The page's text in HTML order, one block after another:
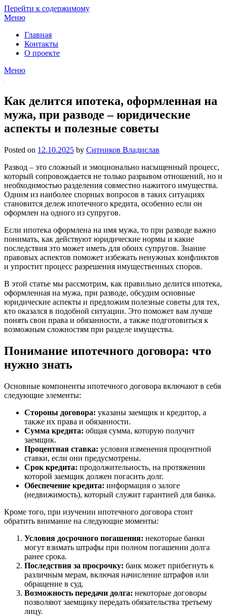
Перейти к содержимому
Меню
Главная
Контакты
О проекте
Меню
Как делится ипотека, оформленная на
мужа, при разводе – юридические
аспекты и полезные советы
Posted on 12.10.2025 by Ситников Владислав
Развод – это сложный и эмоционально насыщенный процесс,
который сопровождается не только разрывом отношений, но и
необходимостью разделения совместно нажитого имущества.
Одним из наиболее спорных вопросов в таких ситуациях
становится дележ ипотечного кредита, особенно если он
оформлен на одного из супругов.
Если ипотека оформлена на имя мужа, то при разводе важно
понимать, как действуют юридические нормы и какие
последствия это может иметь для обоих супругов. Знание
правовых аспектов поможет избежать ненужных конфликтов
и упростит процесс разрешения имущественных споров.
В этой статье мы рассмотрим, как правильно делится ипотека,
оформленная на мужа, при разводе, обсудим основные
юридические аспекты и предложим полезные советы для тех,
кто оказался в подобной ситуации. Это поможет вам лучше
понять свои права и обязанности, а также подготовиться к
возможным сложностям при разделе имущества.
Понимание ипотечного договора: что
нужно знать
Основные компоненты ипотечного договора включают в себя
следующие элементы:
Стороны договора: указаны заемщик и кредитор, а
также их права и обязанности.
Сумма кредита: общая сумма, которую получит
заемщик.
Процентная ставка: условия изменения процентной
ставки, если они предусмотрены.
Срок кредита: продолжительность, на протяжении
которой заемщик должен погасить долг.
Обеспечение кредита: информация о залоге
(недвижимость), который служит гарантией для банка.
Кроме того, при изучении ипотечного договора стоит
обратить внимание на следующие моменты:
Условия досрочного погашения: некоторые банки
могут взимать штрафы при полном погашении долга
ранее срока.
Последствия за просрочку: банк может прибегнуть к
различным мерам, включая начисление штрафов или
обращение в суд.
Возможность передачи долга: некоторые договоры
позволяют заемщику передать обязательства третьему
лицу.